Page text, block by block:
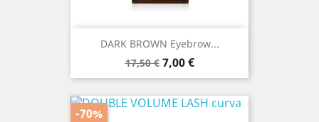
DARK BROWN Eyebrow...
Prezzo
base
17,50 € Prezzo
7,00 €
-70%